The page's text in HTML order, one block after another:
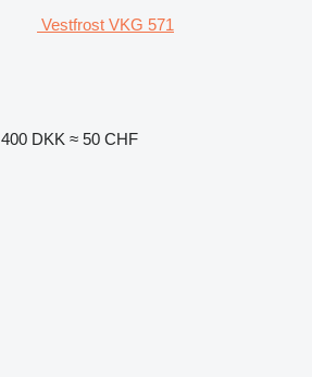
Vestfrost VKG 571
400 DKK ≈ 50 CHF